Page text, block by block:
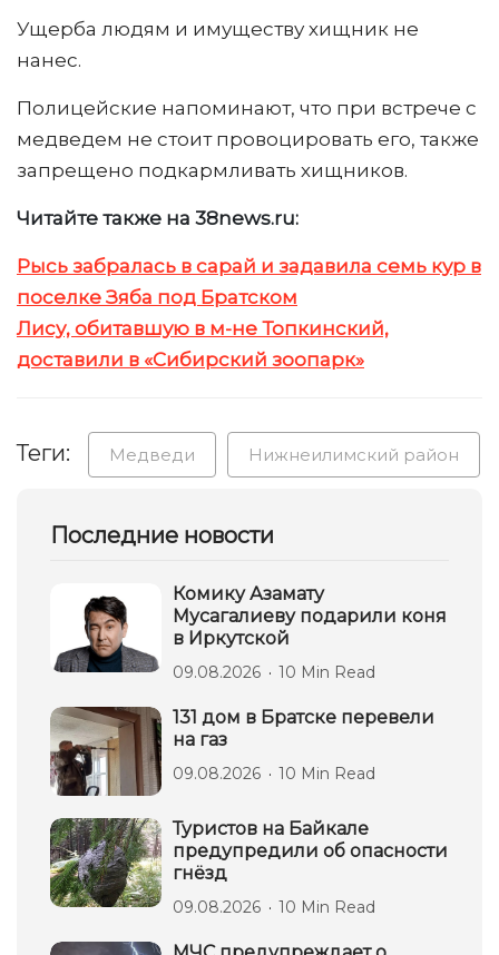
Ущерба людям и имуществу хищник не
нанес.
Полицейские напоминают, что при встрече с
медведем не стоит провоцировать его, также
запрещено подкармливать хищников.
Читайте также на 38news.ru:
Рысь забралась в сарай и задавила семь кур в
поселке Зяба под Братском
Лису, обитавшую в м-не Топкинский,
доставили в «Сибирский зоопарк»
Теги: Медведи Нижнеилимский район
Последние новости
Комику Азамату
Мусагалиеву подарили коня
в Иркутской
09.08.2026 10 Min Read
131 дом в Братске перевели
на газ
09.08.2026 10 Min Read
Туристов на Байкале
предупредили об опасности
гнёзд
09.08.2026 10 Min Read